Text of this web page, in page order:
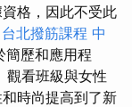
格，因此不受此
台北撥筋課程 中
簡歷和應用程
觀看班級與女性
時尚提高到了新